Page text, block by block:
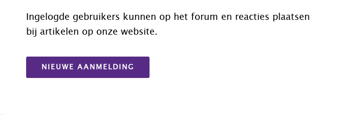
Ingelogde gebruikers kunnen op het forum en reacties plaatsen
bij artikelen op onze website.
NIEUWE AANMELDING